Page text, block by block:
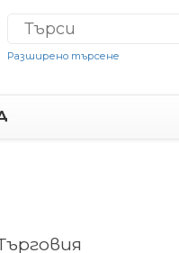
Разширено търсене